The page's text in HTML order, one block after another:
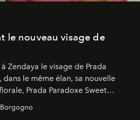
le nouveau visage de
Zendaya le visage de Prada
dans le même élan, sa nouvelle
Prada Paradoxe Sweet